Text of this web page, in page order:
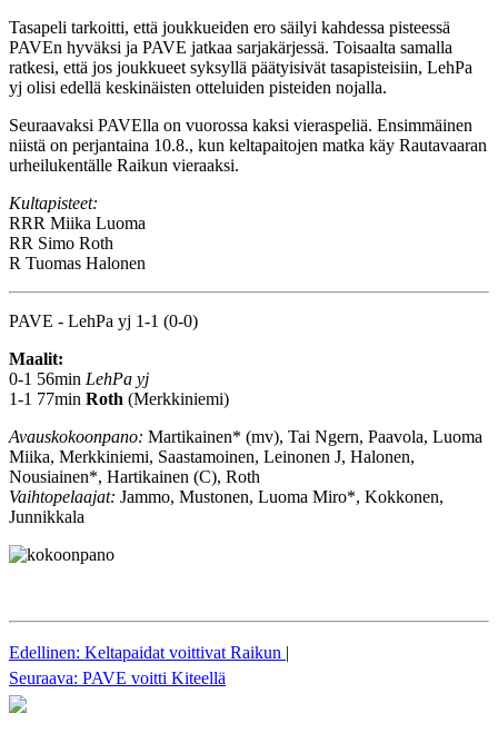
Tasapeli tarkoitti, että joukkueiden ero säilyi kahdessa pisteessä
PAVEn hyväksi ja PAVE jatkaa sarjakärjessä. Toisaalta samalla
ratkesi, että jos joukkueet syksyllä päätyisivät tasapisteisiin, LehPa
yj olisi edellä keskinäisten otteluiden pisteiden nojalla.
Seuraavaksi PAVElla on vuorossa kaksi vieraspeliä. Ensimmäinen
niistä on perjantaina 10.8., kun keltapaitojen matka käy Rautavaaran
urheilukentälle Raikun vieraaksi.
Kultapisteet:
RRR Miika Luoma
RR Simo Roth
R Tuomas Halonen
PAVE - LehPa yj 1-1 (0-0)
Maalit:
0-1 56min LehPa yj
1-1 77min Roth (Merkkiniemi)
Avauskokoonpano: Martikainen* (mv), Tai Ngern, Paavola, Luoma
Miika, Merkkiniemi, Saastamoinen, Leinonen J, Halonen,
Nousiainen*, Hartikainen (C), Roth
Vaihtopelaajat: Jammo, Mustonen, Luoma Miro*, Kokkonen,
Junnikkala
Edellinen: Keltapaidat voittivat Raikun |
Seuraava: PAVE voitti Kiteellä